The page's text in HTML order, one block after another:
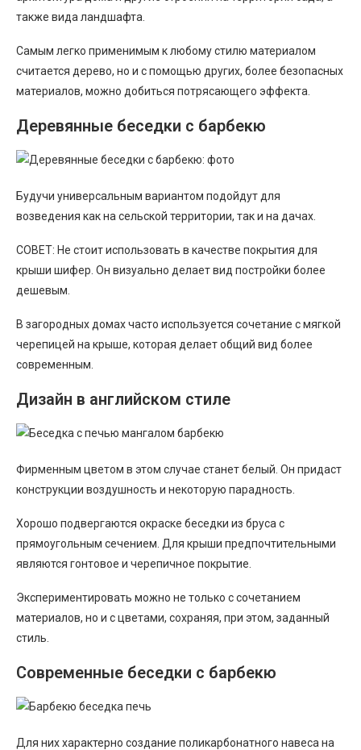
также вида ландшафта.
Самым легко применимым к любому стилю материалом
считается дерево, но и с помощью других, более безопасных
материалов, можно добиться потрясающего эффекта.
Деревянные беседки с барбекю
Будучи универсальным вариантом подойдут для
возведения как на сельской территории, так и на дачах.
СОВЕТ: Не стоит использовать в качестве покрытия для
крыши шифер. Он визуально делает вид постройки более
дешевым.
В загородных домах часто используется сочетание с мягкой
черепицей на крыше, которая делает общий вид более
современным.
Дизайн в английском стиле
Фирменным цветом в этом случае станет белый. Он придаст
конструкции воздушность и некоторую парадность.
Хорошо подвергаются окраске беседки из бруса с
прямоугольным сечением. Для крыши предпочтительными
являются гонтовое и черепичное покрытие.
Экспериментировать можно не только с сочетанием
материалов, но и с цветами, сохраняя, при этом, заданный
стиль.
Современные беседки с барбекю
Для них характерно создание поликарбонатного навеса на